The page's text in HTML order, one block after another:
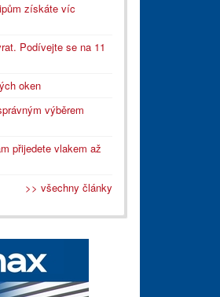
získáte víc
Podívejte se na 11
oken
výběrem
přijedete vlakem až
>> všechny články